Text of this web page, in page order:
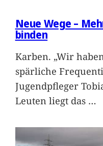
Neue Wege –
binden
Karben. „Wir
spärliche
Jugendpfleger
Leuten liegt das …